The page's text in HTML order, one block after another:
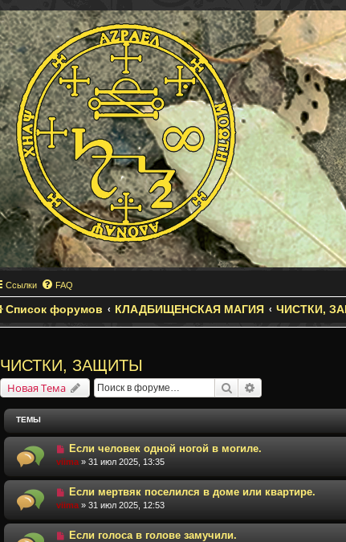
Ссылки FAQ
Список форумов КЛАДБИЩЕНСКАЯ МАГИЯ ЧИСТКИ,
ЧИСТКИ, ЗАЩИТЫ
Новая Тема Поиск
ТЕМЫ
Если человек одной ногой в могиле.
viima » 31 июл 2025, 13:35
Если мертвяк поселился в доме или квартире.
viima » 31 июл 2025, 12:53
Если голоса в голове замучили.